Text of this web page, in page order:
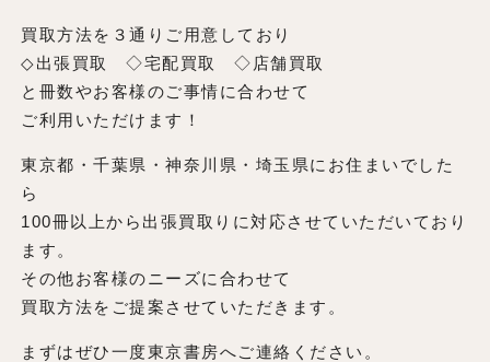
買取方法を３通りご用意しており
◇出張買取 ◇宅配買取 ◇店舗買取
と冊数やお客様のご事情に合わせて
ご利用いただけます！
東京都・千葉県・神奈川県・埼玉県にお住まいでした
ら
100冊以上から出張買取りに対応させていただいており
ます。
その他お客様のニーズに合わせて
買取方法をご提案させていただきます。
まずはぜひ一度東京書房へご連絡ください。